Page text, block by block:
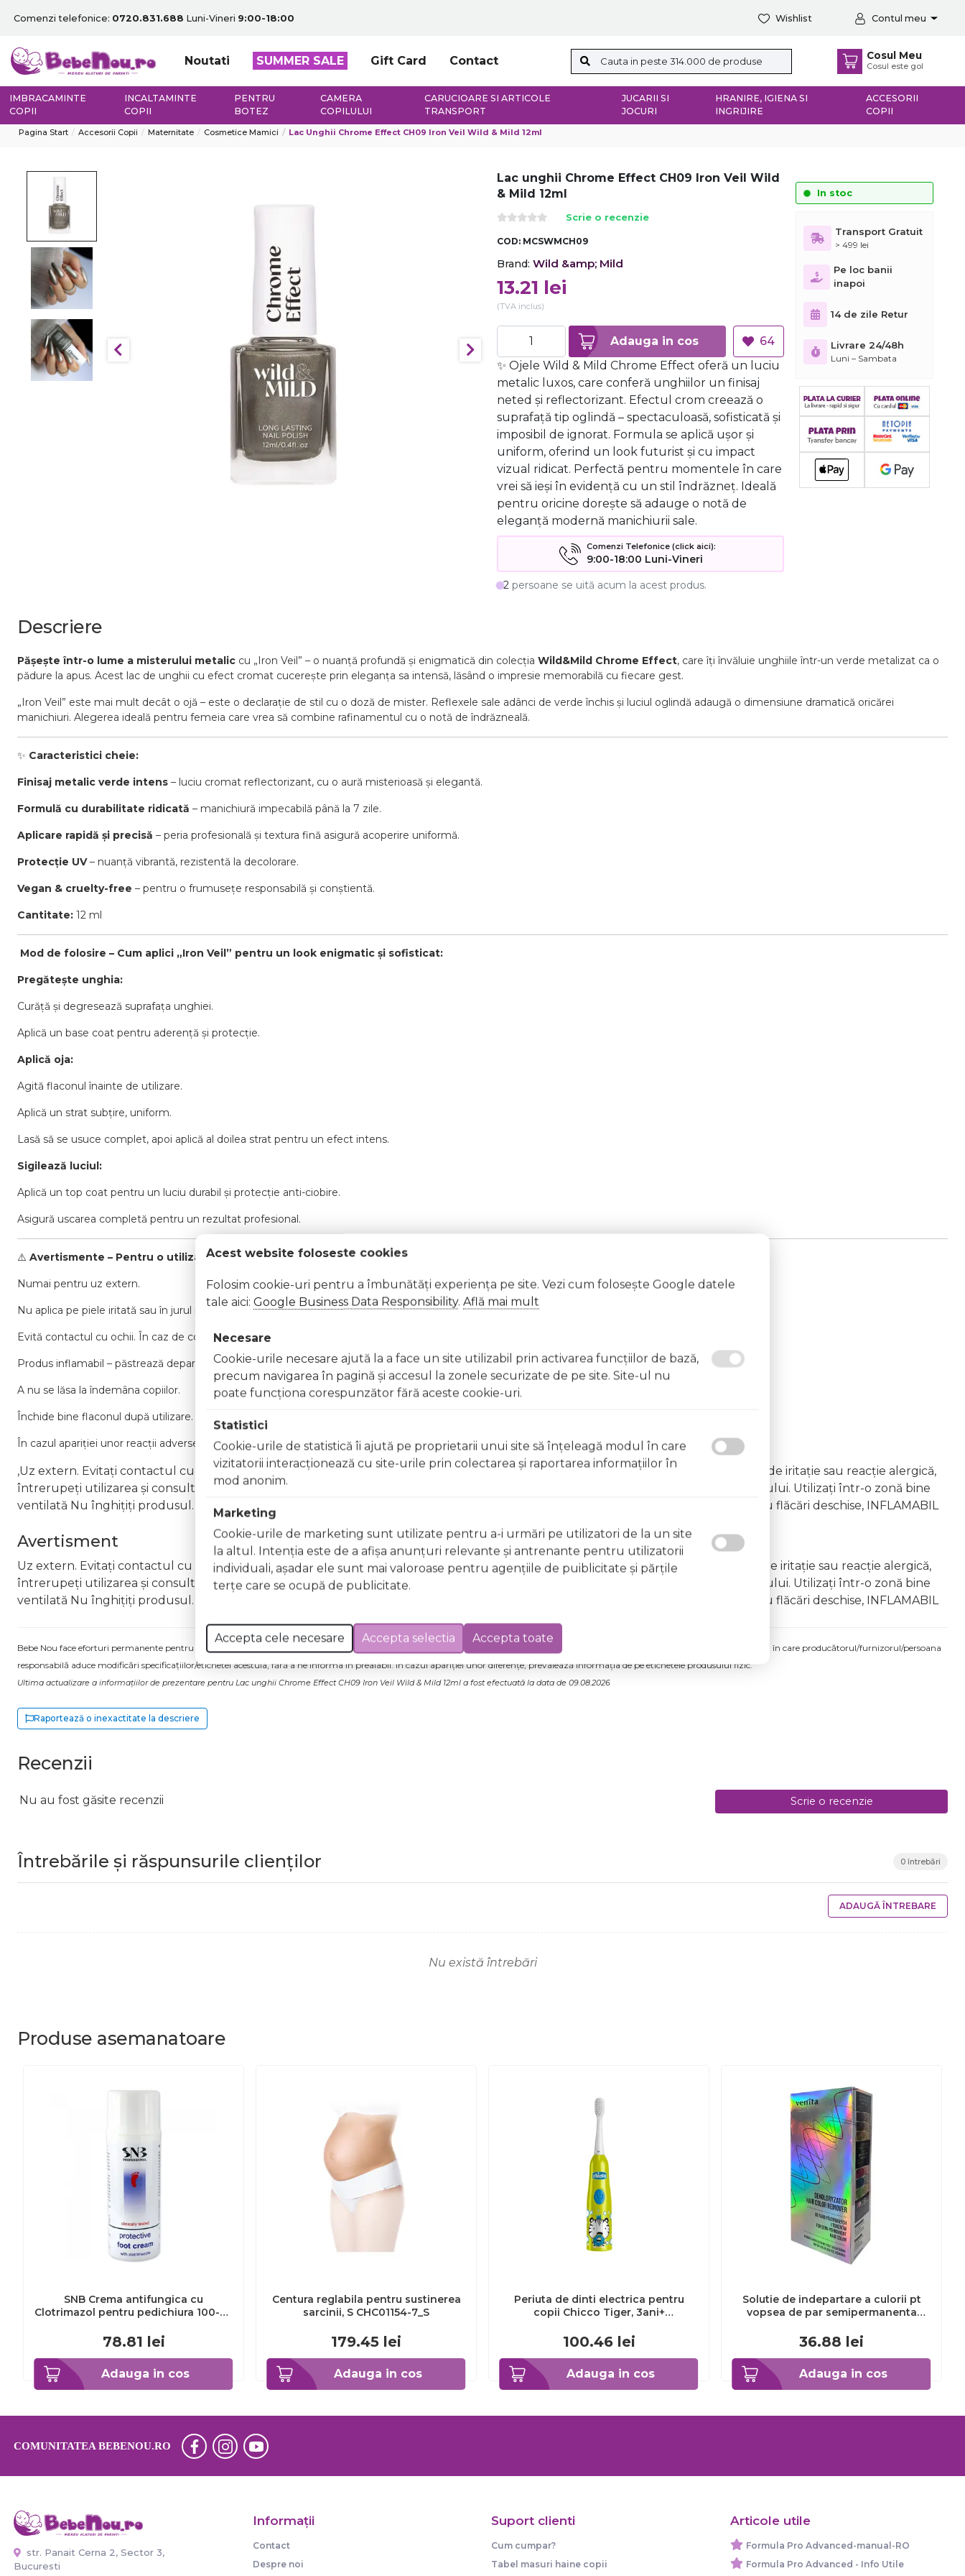
Comenzi telefonice: 0720.831.688 Luni-Vineri 9:00-18:00 Wishlist Contul meu
Noutati SUMMER SALE Gift Card Contact Cosul Meu
Cosul este gol
IMBRACAMINTE
COPII
INCALTAMINTE
COPII
PENTRU
BOTEZ
CAMERA
COPILULUI
CARUCIOARE SI ARTICOLE
TRANSPORT
JUCARII SI
JOCURI
HRANIRE, IGIENA SI
INGRIJIRE
ACCESORII
COPII
Pagina Start Accesorii Copii Maternitate Cosmetice Mamici Lac Unghii Chrome Effect CH09 Iron Veil Wild & Mild 12ml
Lac unghii Chrome Effect CH09 Iron Veil Wild
& Mild 12ml
Scrie o recenzie
COD: MCSWMCH09
Brand: Wild &amp; Mild
13.21 lei
(TVA inclus)
Adauga in cos
64
✨ Ojele Wild & Mild Chrome Effect oferă un luciu
metalic luxos, care conferă unghiilor un finisaj
neted și reflectorizant. Efectul crom creează o
suprafață tip oglindă – spectaculoasă, sofisticată și
imposibil de ignorat.️ Formula se aplică ușor și
uniform, oferind un look futurist și cu impact
vizual ridicat. Perfectă pentru momentele în care
vrei să ieși în evidență cu un stil îndrăzneț. Ideală
pentru oricine dorește să adauge o notă de
eleganță modernă manichiurii sale.
Comenzi Telefonice (click aici):
9:00-18:00 Luni-Vineri
2 persoane se uită acum la acest produs.
In stoc
Transport Gratuit
> 499 lei
Pe loc banii
inapoi
14 de zile Retur
Livrare 24/48h
Luni – Sambata
Descriere
Pășește într-o lume a misterului metalic cu „Iron Veil” – o nuanță profundă și enigmatică din colecția Wild&Mild Chrome Effect, care îți învăluie unghiile într-un verde metalizat ca o
pădure la apus. Acest lac de unghii cu efect cromat cucerește prin eleganța sa intensă, lăsând o impresie memorabilă cu fiecare gest.
„Iron Veil” este mai mult decât o ojă – este o declarație de stil cu o doză de mister. Reflexele sale adânci de verde închis și luciul oglindă adaugă o dimensiune dramatică oricărei
manichiuri. Alegerea ideală pentru femeia care vrea să combine rafinamentul cu o notă de îndrăzneală.
✨ Caracteristici cheie:
Finisaj metalic verde intens – luciu cromat reflectorizant, cu o aură misterioasă și elegantă.
Formulă cu durabilitate ridicată – manichiură impecabilă până la 7 zile.
Aplicare rapidă și precisă – peria profesională și textura fină asigură acoperire uniformă.
Protecție UV– nuanță vibrantă, rezistentă la decolorare.
Vegan & cruelty-free – pentru o frumusețe responsabilă și conștientă.
Cantitate: 12 ml
Mod de folosire – Cum aplici „Iron Veil” pentru un look enigmatic și sofisticat:
Pregătește unghia:
Curăță și degresează suprafața unghiei.
Aplică un base coat pentru aderență și protecție.
Aplică oja:
Agită flaconul înainte de utilizare.
Aplică un strat subțire, uniform.
Lasă să se usuce complet, apoi aplică al doilea strat pentru un efect intens.
Sigilează luciul:
Aplică un top coat pentru un luciu durabil și protecție anti-ciobire.
Asigură uscarea completă pentru un rezultat profesional.
⚠️ Avertismente – Pentru o utilizare sigură:
Numai pentru uz extern.
Nu aplica pe piele iritată sau în jurul rănilor.
Evită contactul cu ochii. În caz de contact, clătește imediat cu apă.
Produs inflamabil – păstrează departe de surse de foc sau temperaturi înalte.
A nu se lăsa la îndemâna copiilor.
Închide bine flaconul după utilizare.
În cazul apariției unor reacții adverse, întrerupe utilizarea și consultă un specialist.
,Uz extern. Evitați contactul cu ochii. În caz de contact, clătiți imediat cu apă din abundență A nu se lăsa la îndemâna copiilor În caz de iritație sau reacție alergică,
întrerupeți utilizarea și consultați un specialist Nu aplicați lacul pe unghii deteriorate sau fragile Evitați inhalarea vapourilor produsului. Utilizați într-o zonă bine
ventilată Nu înghițiți produsul. În caz de ingerare accidentală, consultați imediat un medic Evitați expunerea la surse de căldură sau flăcări deschise, INFLAMABIL
Avertisment
Uz extern. Evitați contactul cu ochii. În caz de contact, clătiți imediat cu apă din abundențăA nu se lăsa la îndemâna copiilor În caz de iritație sau reacție alergică,
întrerupeți utilizarea și consultați un specialist Nu aplicați lacul pe unghii deteriorate sau fragile Evitați inhalarea vapourilor produsului. Utilizați într-o zonă bine
ventilată Nu înghițiți produsul. În caz de ingerare accidentală, consultați imediat un medic Evitați expunerea la surse de căldură sau flăcări deschise, INFLAMABIL
Bebe Nou face eforturi permanente pentru a păstra informațiile actualizate. Excepții pentru care informațiile prezentate pot fi diferite față de cele ale produsului comandat pot fi acelea în care producătorul/furnizorul/persoana
responsabilă aduce modificări specificațiilor/etichetei acestuia, fără a ne informa în prealabil. În cazul apariției unor diferențe, prevalează informația de pe etichetele produsului fizic.
Ultima actualizare a informațiilor de prezentare pentru Lac unghii Chrome Effect CH09 Iron Veil Wild & Mild 12ml a fost efectuată la data de 09.08.2026
Raportează o inexactitate la descriere
Recenzii
Nu au fost găsite recenzii Scrie o recenzie
Întrebările și răspunsurile clienților 0 întrebări
ADAUGĂ ÎNTREBARE
Nu există întrebări
Produse asemanatoare
Adauga in cos
SNB Crema antifungica cu
Clotrimazol pentru pedichiura 100-ml
78.81 lei
Adauga in cos
Centura reglabila pentru sustinerea
sarcinii, S CHC01154-7_S
179.45 lei
Adauga in cos
Periuta de dinti electrica pentru
copii Chicco Tiger, 3ani+
100.46 lei
Adauga in cos
Solutie de indepartare a culorii pt
vopsea de par semipermanenta
ml
36.88 lei
COMUNITATEA BEBENOU.RO
str. Panait Cerna 2, Sector 3,
Bucuresti
Informaţii
Contact
Despre noi
Suport clienti
Cum cumpar?
Tabel masuri haine copii
Articole utile
Formula Pro Advanced-manual-RO
Formula Pro Advanced - Info Utile
Acest website foloseste cookies
Folosim cookie-uri pentru a îmbunătăți experiența pe site. Vezi cum folosește Google datele
tale aici: Google Business Data Responsibility. Află mai mult
Necesare
Cookie-urile necesare ajută la a face un site utilizabil prin activarea funcţiilor de bază,
precum navigarea în pagină şi accesul la zonele securizate de pe site. Site-ul nu
poate funcţiona corespunzător fără aceste cookie-uri.
Statistici
Cookie-urile de statistică îi ajută pe proprietarii unui site să înţeleagă modul în care
vizitatorii interacţionează cu site-urile prin colectarea şi raportarea informaţiilor în
mod anonim.
Marketing
Cookie-urile de marketing sunt utilizate pentru a-i urmări pe utilizatori de la un site
la altul. Intenţia este de a afişa anunţuri relevante şi antrenante pentru utilizatorii
individuali, aşadar ele sunt mai valoroase pentru agenţiile de puiblicitate şi părţile
terţe care se ocupă de publicitate.
Accepta cele necesare Accepta selectia Accepta toate